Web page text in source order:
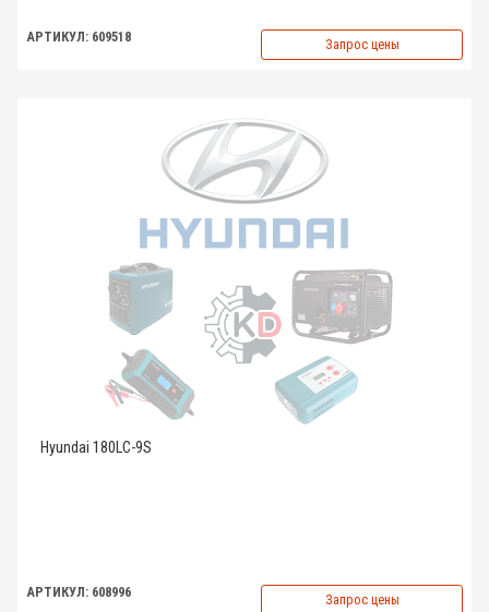
АРТИКУЛ: 609518 Запрос цены
Hyundai 180LC-9S
АРТИКУЛ: 608996 Запрос цены